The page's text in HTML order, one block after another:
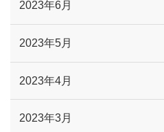
2023年6月
2023年5月
2023年4月
2023年3月